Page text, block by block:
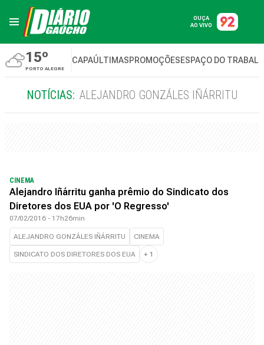
OUÇA
AO VIVO
15º
PORTO ALEGRE
CAPAÚLTIMASPROMOÇÕESESPAÇO DO
NOTÍCIAS: ALEJANDRO GONZÁLES IÑÁRRITU
CINEMA
Alejandro Iñárritu ganha prêmio do Sindicato dos
Diretores dos EUA por 'O Regresso'
07/02/2016 - 17h26min
ALEJANDRO GONZÁLES IÑÁRRITU CINEMA
SINDICATO DOS DIRETORES DOS EUA + 1